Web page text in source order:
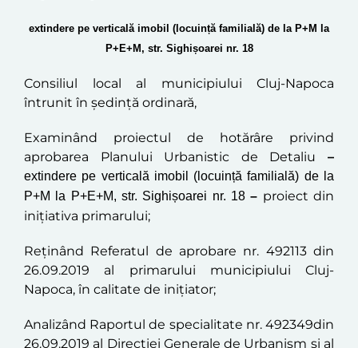
extindere pe verticală imobil (locuință familială) de la P+M la
P+E+M, str. Sighișoarei nr. 18
Consiliul local al municipiului Cluj-Napoca
întrunit în şedinţă ordinară,
Examinând proiectul de hotărâre privind
aprobarea Planului Urbanistic de Detaliu–
extindere pe verticală imobil (locuință familială) de la
P+M la P+E+M, str. Sighișoarei nr. 18– proiect din
iniţiativa primarului;
Reținând Referatul de aprobare nr. 492113 din
26.09.2019 al primarului municipiului Cluj-
Napoca, în calitate de inițiator;
Analizând Raportul de specialitate nr. 492349din
26.09.2019 al Direcţiei Generale de Urbanism și al